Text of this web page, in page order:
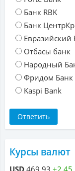
Банк RBK
Банк
Евразийский
Отбасы банк
Народный
Фридом Банк
Kaspi Bank
Курсы валют